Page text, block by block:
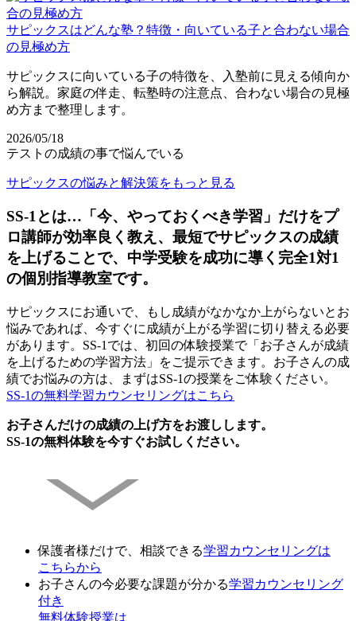
サピックスはどんな塾？特徴・向いている子と合わない場合
の見極め方
サピックスに向いている子の特徴を、入塾前に見える傾向か
ら解説。家庭の伴走、転塾時の注意点、合わない場合の見極
め方まで整理します。
2026/05/18
テストの成績の事で悩んでいる
サピックスの悩みと解決策をもっと見る
SS-1とは…「今、やっておくべき学習」だけをプ
ロ講師が効率良く教え、最短でサピックスの成績
を上げることで、中学受験を成功に導く完全1対1
の個別指導教室です。
サピックスにお通いで、もし成績がなかなか上がらないとお
悩みであれば、今すぐに成績が上がる学習に切り替える必要
があります。SS-1では、初回の体験授業で「お子さんが成績
を上げるための学習方法」をご提示できます。お子さんの成
績でお悩みの方は、まずはSS-1の授業をご体験ください。
SS-1の無料学習カウンセリングはこちら
お子さんだけの成績の上げ方をお渡しします。
SS-1の無料体験を今すぐお試しください。
保護者様だけで、相談できる学習カウンセリングは
こちらから
お子さんの今必要な課題が分かる学習カウンセリング
付き
無料体験授業は